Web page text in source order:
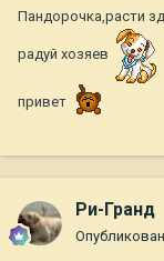
Пандорочка,расти
радуй хозяев
привет
Ри-Гранд